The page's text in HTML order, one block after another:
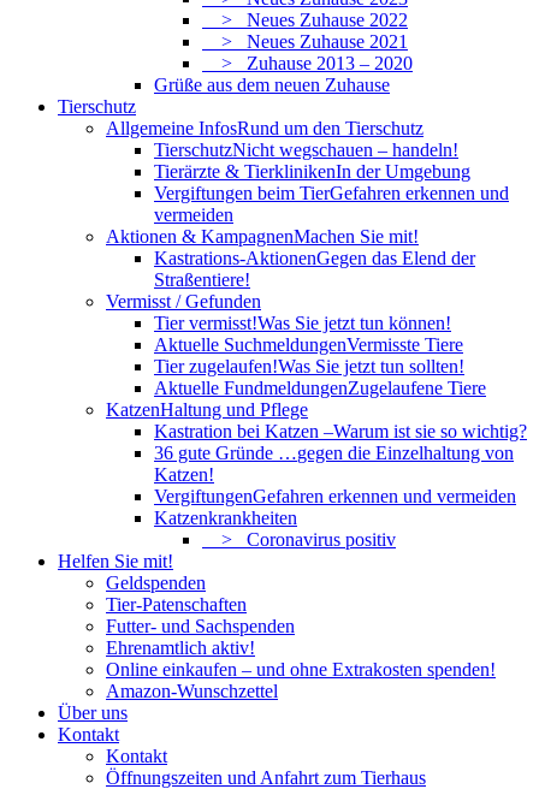
> Neues Zuhause 2022
> Neues Zuhause 2021
> Zuhause 2013 – 2020
Grüße aus dem neuen Zuhause
Tierschutz
Allgemeine InfosRund um den Tierschutz
TierschutzNicht wegschauen – handeln!
Tierärzte & TierklinikenIn der Umgebung
Vergiftungen beim TierGefahren erkennen und
vermeiden
Aktionen & KampagnenMachen Sie mit!
Kastrations-AktionenGegen das Elend der
Straßentiere!
Vermisst / Gefunden
Tier vermisst!Was Sie jetzt tun können!
Aktuelle SuchmeldungenVermisste Tiere
Tier zugelaufen!Was Sie jetzt tun sollten!
Aktuelle FundmeldungenZugelaufene Tiere
KatzenHaltung und Pflege
Kastration bei Katzen –Warum ist sie so wichtig?
36 gute Gründe …gegen die Einzelhaltung von
Katzen!
VergiftungenGefahren erkennen und vermeiden
Katzenkrankheiten
> Coronavirus positiv
Helfen Sie mit!
Geldspenden
Tier-Patenschaften
Futter- und Sachspenden
Ehrenamtlich aktiv!
Online einkaufen – und ohne Extrakosten spenden!
Amazon-Wunschzettel
Über uns
Kontakt
Kontakt
Öffnungszeiten und Anfahrt zum Tierhaus